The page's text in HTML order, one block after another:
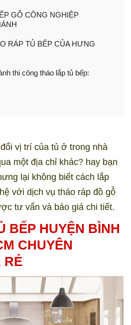
GỖ CÔNG NGHIỆP
RÁP TỦ BẾP CỦA HƯNG
thi công tháo lắp tủ bếp:
vị trí của tủ ở trong nhà
một địa chỉ khác? hay bạn
lại không biết cách lắp
với dịch vụ tháo ráp đồ gỗ
tư vấn và báo giá chi tiết.
BẾP HUYỆN BÌNH
CHUYÊN
RẺ